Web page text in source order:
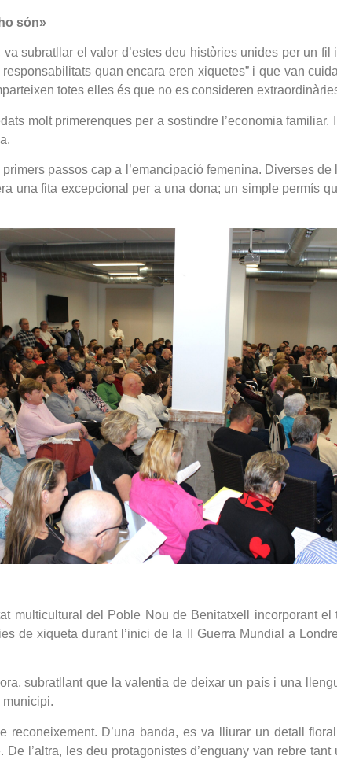
són»
subratllar el valor d’estes deu històries unides per un
quan encara eren xiquetes” i que van
totes elles és que no es consideren
molt primerenques per a sostindre l’economia
passos cap a l’emancipació femenina. Diverses
una fita excepcional per a una dona; un simple permís
multicultural del Poble Nou de Benitatxell incorporant
de xiqueta durant l’inici de la II Guerra Mundial a
subratllant que la valentia de deixar un país i una
municipi.
reconeixement. D’una banda, es va lliurar un detall
l’altra, les deu protagonistes d’enguany van rebre